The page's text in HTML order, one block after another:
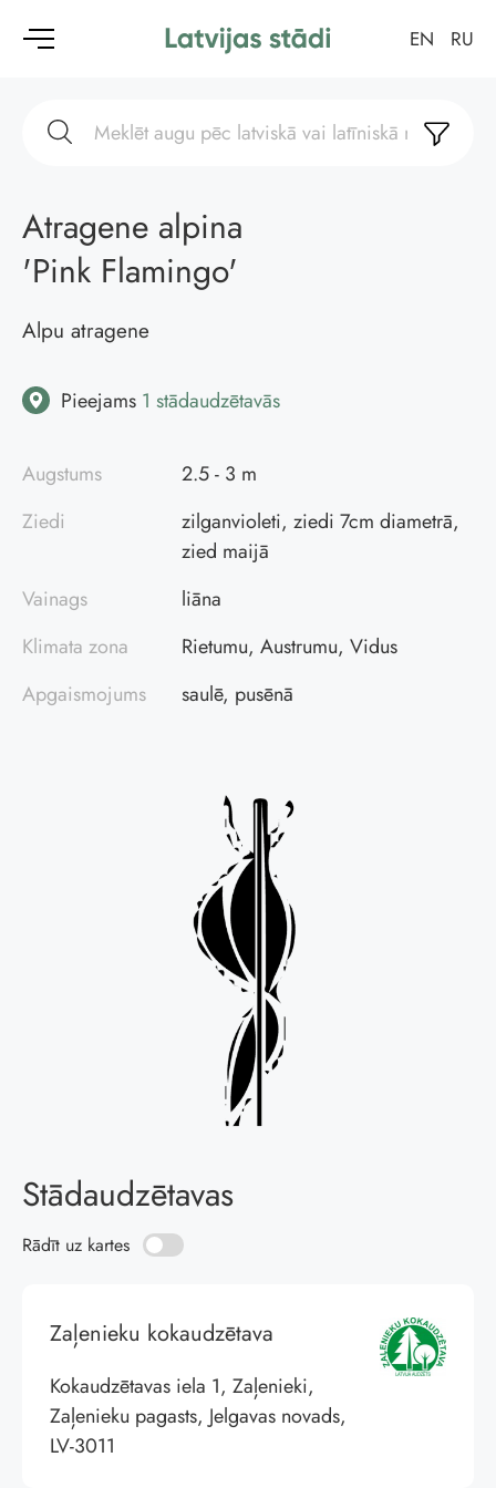
EN RU
Atragene alpina
'Pink Flamingo'
Alpu atragene
Pieejams 1 stādaudzētavās
Augstums
2.5 - 3 m
Ziedi
zilganvioleti, ziedi 7cm diametrā,
zied maijā
Vainags
liāna
Klimata zona
Rietumu, Austrumu, Vidus
Apgaismojums
saulē, pusēnā
Stādaudzētavas
Rādīt uz kartes
Zaļenieku kokaudzētava
Kokaudzētavas iela 1, Zaļenieki,
Zaļenieku pagasts, Jelgavas novads,
LV-3011